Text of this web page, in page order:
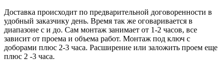
Доставка происходит по предварительной договоренности в
удобный заказчику день. Время так же оговаривается в
диапазоне с и до. Сам монтаж занимает от 1-2 часов, все
зависит от проема и объема работ. Монтаж под ключ с
доборами плюс 2-3 часа. Расширение или заложить проем еще
плюс 2 -3 часа.